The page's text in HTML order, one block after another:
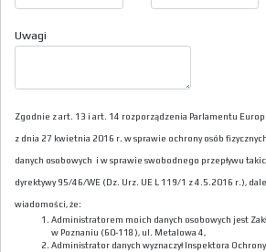
Uwagi
Zgodnie z art. 13 i art. 14 rozporządzenia Parlamentu
z dnia 27 kwietnia 2016 r. w sprawie ochrony osób
danych osobowych i w sprawie swobodnego przepływu
dyrektywy 95/46/WE (Dz. Urz. UE L 119/1 z 4.5.2016 r.),
wiadomości, że:
Administratorem moich danych osobowych jest
w Poznaniu (60-118), ul. Metalowa 4,
Administrator danych wyznaczył Inspektora